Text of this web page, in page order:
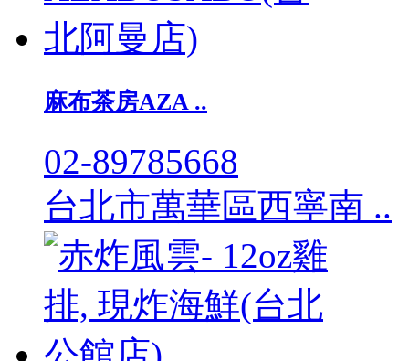
麻布茶房AZA ..
02-89785668
台北市萬華區西寧南 ..